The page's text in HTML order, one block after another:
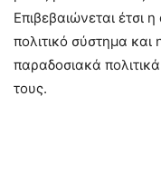
Επιβεβαιώνεται έτσι
πολιτικό σύστημα και
παραδοσιακά
τους.